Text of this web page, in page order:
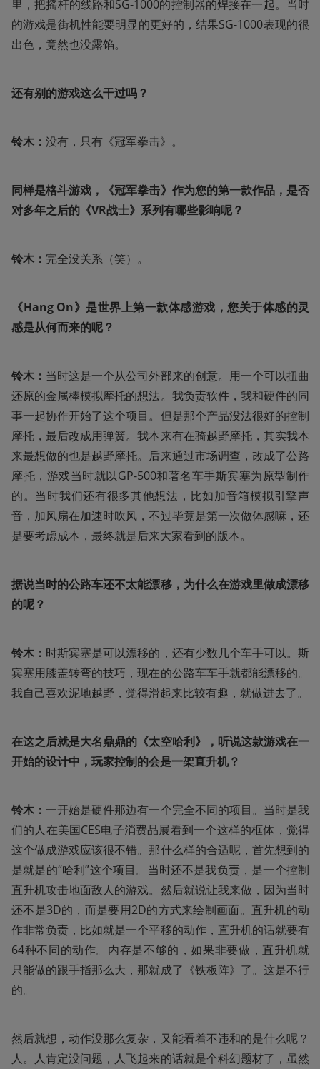
里，把摇杆的线路和SG-1000的控制器的焊接在一起。当时
的游戏是街机性能要明显的更好的，结果SG-1000表现的很
出色，竟然也没露馅。
还有别的游戏这么干过吗？
铃木： 没有，只有《冠军拳击》。
同样是格斗游戏，《冠军拳击》作为您的第一款作品，是否
对多年之后的《VR战士》系列有哪些影响呢？
铃木： 完全没关系（笑）。
《Hang On》是世界上第一款体感游戏，您关于体感的灵
感是从何而来的呢？
铃木： 当时这是一个从公司外部来的创意。用一个可以扭曲
还原的金属棒模拟摩托的想法。我负责软件，我和硬件的同
事一起协作开始了这个项目。但是那个产品没法很好的控制
摩托，最后改成用弹簧。我本来有在骑越野摩托，其实我本
来最想做的也是越野摩托。后来通过市场调查，改成了公路
摩托，游戏当时就以GP-500和著名车手斯宾塞为原型制作
的。当时我们还有很多其他想法，比如加音箱模拟引擎声
音，加风扇在加速时吹风，不过毕竟是第一次做体感嘛，还
是要考虑成本，最终就是后来大家看到的版本。
据说当时的公路车还不太能漂移，为什么在游戏里做成漂移
的呢？
铃木： 时斯宾塞是可以漂移的，还有少数几个车手可以。斯
宾塞用膝盖转弯的技巧，现在的公路车车手就都能漂移的。
我自己喜欢泥地越野，觉得滑起来比较有趣，就做进去了。
在这之后就是大名鼎鼎的《太空哈利》，听说这款游戏在一
开始的设计中，玩家控制的会是一架直升机？
铃木： 一开始是硬件那边有一个完全不同的项目。当时是我
们的人在美国CES电子消费品展看到一个这样的框体，觉得
这个做成游戏应该很不错。那什么样的合适呢，首先想到的
是就是的“哈利”这个项目。当时还不是我负责，是一个控制
直升机攻击地面敌人的游戏。然后就说让我来做，因为当时
还不是3D的，而是要用2D的方式来绘制画面。直升机的动
作非常负责，比如就是一个平移的动作，直升机的话就要有
64种不同的动作。内存是不够的，如果非要做，直升机就
只能做的跟手指那么大，那就成了《铁板阵》了。这是不行
的。
然后就想，动作没那么复杂，又能看着不违和的是什么呢？
人。人肯定没问题，人飞起来的话就是个科幻题材了，虽然